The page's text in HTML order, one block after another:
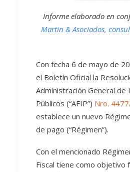
Informe elaborado en
Martin & Asociados,
Con fecha 6 de mayo de
el Boletín Oficial la
Administración General de
Públicos (“AFIP”) Nro.
establece un nuevo
de pago (“Régimen”).
Con el mencionado
Fiscal tiene como objetivo